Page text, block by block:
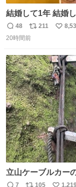
結婚して1年
返
信
48
リ
ポ
ト
数
211
い
数
20時間前
立山ケーブルカー
7 105